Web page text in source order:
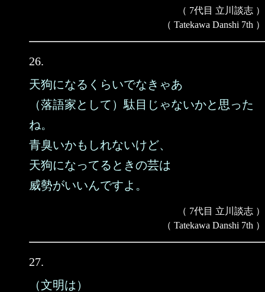
（ 7代目 立川談志 ）
（ Tatekawa Danshi 7th ）
26.
天狗になるくらいでなきゃあ
（落語家として）駄目じゃないかと思った
ね。
青臭いかもしれないけど、
天狗になってるときの芸は
威勢がいいんですよ。
（ 7代目 立川談志 ）
（ Tatekawa Danshi 7th ）
27.
（文明は）